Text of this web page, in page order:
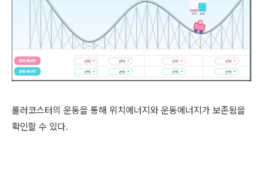
롤러코스터의 운동을 통해 위치에너지와 운동에너지가 보존됨을
확인할 수 있다.